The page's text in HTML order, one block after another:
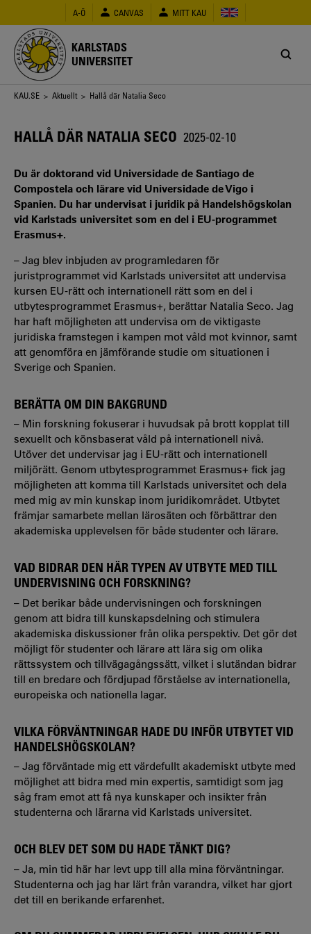
huvudinnehåll
A-Ö CANVAS MITT KAU
KARLSTADS
UNIVERSITET
Länkstig
KAU.SE > Aktuellt > Hallå där Natalia Seco
HALLÅ DÄR NATALIA SECO 2025-02-10
Du är doktorand vid Universidade de Santiago de
Compostela och lärare vid Universidade de Vigo i
Spanien. Du har undervisat i juridik på Handelshögskolan
vid Karlstads universitet som en del i EU-programmet
Erasmus+.
– Jag blev inbjuden av programledaren för
juristprogrammet vid Karlstads universitet att undervisa
kursen EU-rätt och internationell rätt som en del i
utbytesprogrammet Erasmus+, berättar Natalia Seco. Jag
har haft möjligheten att undervisa om de viktigaste
juridiska framstegen i kampen mot våld mot kvinnor, samt
att genomföra en jämförande studie om situationen i
Sverige och Spanien.
BERÄTTA OM DIN BAKGRUND
– Min forskning fokuserar i huvudsak på brott kopplat till
sexuellt och könsbaserat våld på internationell nivå.
Utöver det undervisar jag i EU-rätt och internationell
miljörätt. Genom utbytesprogrammet Erasmus+ fick jag
möjligheten att komma till Karlstads universitet och dela
med mig av min kunskap inom juridikområdet. Utbytet
främjar samarbete mellan lärosäten och förbättrar den
akademiska upplevelsen för både studenter och lärare.
VAD BIDRAR DEN HÄR TYPEN AV UTBYTE MED TILL
UNDERVISNING OCH FORSKNING?
– Det berikar både undervisningen och forskningen
genom att bidra till kunskapsdelning och stimulera
akademiska diskussioner från olika perspektiv. Det gör det
möjligt för studenter och lärare att lära sig om olika
rättssystem och tillvägagångssätt, vilket i slutändan bidrar
till en bredare och fördjupad förståelse av internationella,
europeiska och nationella lagar.
VILKA FÖRVÄNTNINGAR HADE DU INFÖR UTBYTET VID
HANDELSHÖGSKOLAN?
– Jag förväntade mig ett värdefullt akademiskt utbyte med
möjlighet att bidra med min expertis, samtidigt som jag
såg fram emot att få nya kunskaper och insikter från
studenterna och lärarna vid Karlstads universitet.
OCH BLEV DET SOM DU HADE TÄNKT DIG?
– Ja, min tid här har levt upp till alla mina förväntningar.
Studenterna och jag har lärt från varandra, vilket har gjort
det till en berikande erfarenhet.